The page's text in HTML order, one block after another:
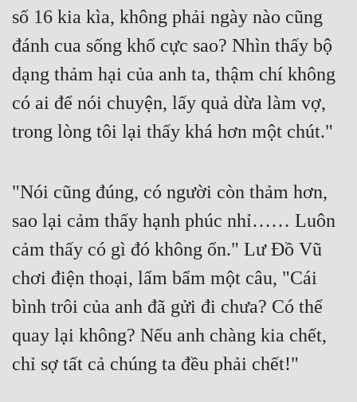
số 16 kia kìa, không phải ngày nào cũng
đánh cua sống khổ cực sao? Nhìn thấy bộ
dạng thảm hại của anh ta, thậm chí không
có ai để nói chuyện, lấy quả dừa làm vợ,
trong lòng tôi lại thấy khá hơn một chút."
"Nói cũng đúng, có người còn thảm hơn,
sao lại cảm thấy hạnh phúc nhỉ…… Luôn
cảm thấy có gì đó không ổn." Lư Đồ Vũ
chơi điện thoại, lẩm bẩm một câu, "Cái
bình trôi của anh đã gửi đi chưa? Có thể
quay lại không? Nếu anh chàng kia chết,
chỉ sợ tất cả chúng ta đều phải chết!"